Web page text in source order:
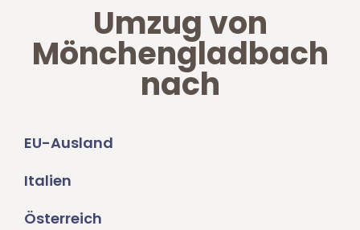
Umzug von
Mönchengladbach
nach
EU-Ausland
Italien
Österreich